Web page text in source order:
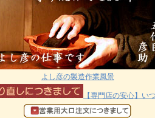
よし彦の製造作業風景
【専門店の安心】い